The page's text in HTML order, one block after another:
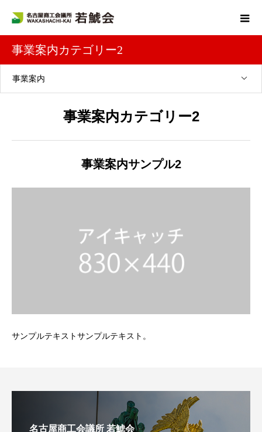
事業案内カテゴリー2
事業案内
事業案内カテゴリー2
事業案内サンプル2
サンプルテキストサンプルテキスト。
名古屋商工会議所 若鯱会